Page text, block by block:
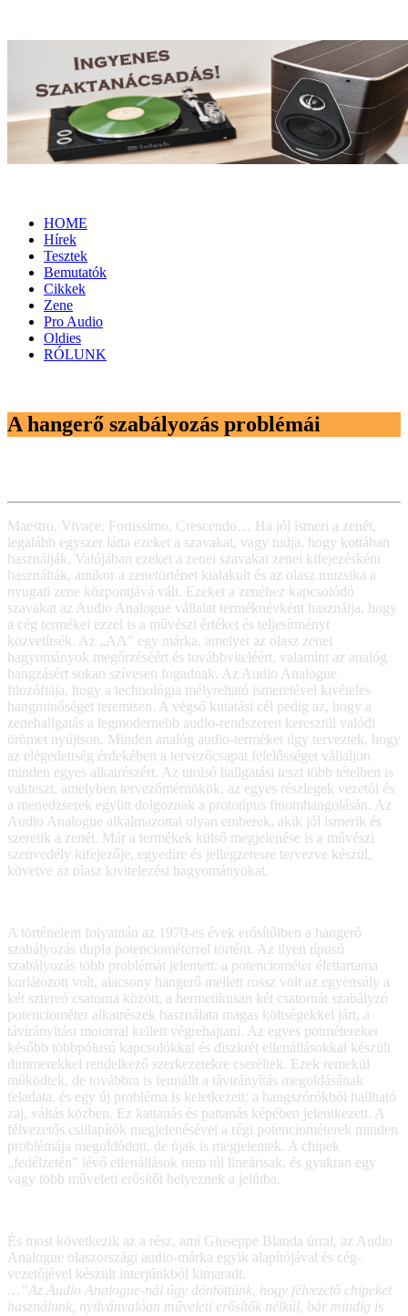
HOME
Hírek
Tesztek
Bemutatók
Cikkek
Zene
Pro Audio
Oldies
RÓLUNK
A hangerő szabályozás problémái
Maestro, Vivace, Fortissimo, Crescendo… Ha jól ismeri a zenét,
legalább egyszer látta ezeket a szavakat, vagy tudja, hogy kottában
használják. Valójában ezeket a zenei szavakat zenei kifejezésként
használták, amikor a zenetörténet kialakult és az olasz muzsika a
nyugati zene központjává vált. Ezeket a zenéhez kapcsolódó
szavakat az Audio Analogue vállalat terméknévként használja, hogy
a cég termékei ezzel is a művészi értéket és teljesítményt
közvetítsék. Az „AA” egy márka, amelyet az olasz zenei
hagyományok megőrzéséért és továbbviteléért, valamint az analóg
hangzásért sokan szívesen fogadnak. Az Audio Analogue
filozófiája, hogy a technológia mélyreható ismeretével kivételes
hangminőséget teremtsen. A végső kutatási cél pedig az, hogy a
zenehallgatás a legmodernebb audio-rendszeren keresztül valódi
örömet nyújtson. Minden analóg audio-terméket úgy terveztek, hogy
az elégedettség érdekében a tervezőcsapat felelősséget vállaljon
minden egyes alkatrészért. Az utolsó hallgatási teszt több tételben is
vakteszt, amelyben tervezőmérnökök, az egyes részlegek vezetői és
a menedzserek együtt dolgoznak a prototípus finomhangolásán. Az
Audio Analogue alkalmazottai olyan emberek, akik jól ismerik és
szeretik a zenét. Már a termékek külső megjelenése is a művészi
szenvedély kifejezője, egyedire és jellegzetesre tervezve készül,
követve az olasz kivitelezési hagyományokat.
A történelem folyamán az 1970-es évek erősítőiben a hangerő
szabályozás dupla potenciométerrel történt. Az ilyen típusú
szabályozás több problémát jelentett: a potenciométer élettartama
korlátozott volt, alacsony hangerő mellett rossz volt az egyensúly a
két sztereó csatorna között, a hermetikusan két csatornát szabályzó
potenciométer alkatrészek használata magas költségekkel járt, a
távirányítást motorral kellett végrehajtani. Az egyes potmétereket
később többpólusú kapcsolókkal és diszkrét ellenállásokkal készült
dimmerekkel rendelkező szerkezetekre cseréltek. Ezek remekül
működtek, de továbbra is fennállt a távirányítás megoldásának
feladata, és egy új probléma is keletkezett: a hangszórókból hallható
zaj, váltás közben. Ez kattanás és pattanás képében jelentkezett. A
félvezetős csillapítók megjelenésével a régi potenciométerek minden
problémája megoldódott, de újak is megjelentek. A chipek
„fedélzetén” lévő ellenállások nem túl lineárisak, és gyakran egy
vagy több műveleti erősítőt helyeznek a jelútba.
És most következik az a rész, ami Giuseppe Blanda úrral, az Audio
Analogue olaszországi audio-márka egyik alapítójával és cég-
vezetőjével készült interjúnkból kimaradt.
…”Az Audio Analogue-nál úgy döntöttünk, hogy félvezető chipeket
használunk, nyilvánvalóan műveleti erősítők nélkül, bár mindig is